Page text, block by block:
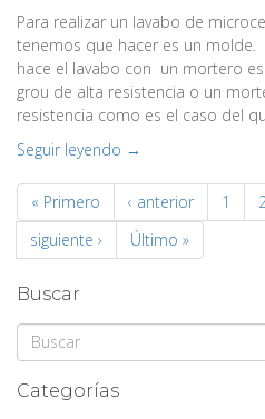
Para realizar un lavabo de
tenemos que hacer es un molde.
hace el lavabo con un mortero
grou de alta resistencia o un
resistencia como es el caso del
Seguir leyendo →
« Primero ‹ anterior 1
siguiente ›
Último »
Buscar
Categorías